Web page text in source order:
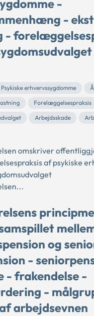
-
-
-
Psykiske erhvervssygdomme
Forelæggelsespraksis
Arbejdsskade
omskriver
af psykiske
og
-
- frakendelse -
-
arbejdsevnen